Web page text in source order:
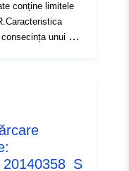
unui act
la risc care
RPP aprobat,
Perimetrul
Retragerea